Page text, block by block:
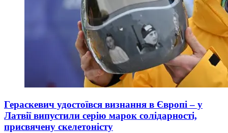
Гераскевич удостоївся визнання в Європі – у
Латвії випустили серію марок солідарності,
присвячену скелетоністу